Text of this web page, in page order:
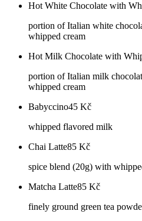
Hot White Chocolate with
portion of Italian white
whipped cream
Hot Milk Chocolate with
portion of Italian milk
whipped cream
Babyccino45 Kč
whipped flavored milk
Chai Latte85 Kč
spice blend (20g) with
Matcha Latte85 Kč
finely ground green tea